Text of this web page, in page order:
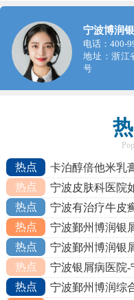
宁波博润
电话：400-
地址：浙江
号
热点 卡泊醇倍他米乳
热点
宁波皮肤科医院
热点
宁波有治疗牛皮
热点
宁波鄞州博润银
热点
宁波鄞州博润银
热点
宁波银屑病医院
热点
宁波鄞州博润综